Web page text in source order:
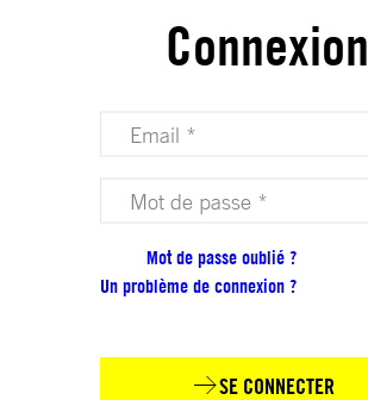
Connexion
Votre adresse email (obligatoire)
Votre mot de passe (obligatoire)
Mot de passe oublié ?
Un problème de connexion ?
SE CONNECTER